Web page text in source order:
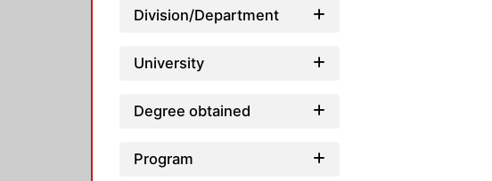
Division/Department
University
Degree obtained
Program